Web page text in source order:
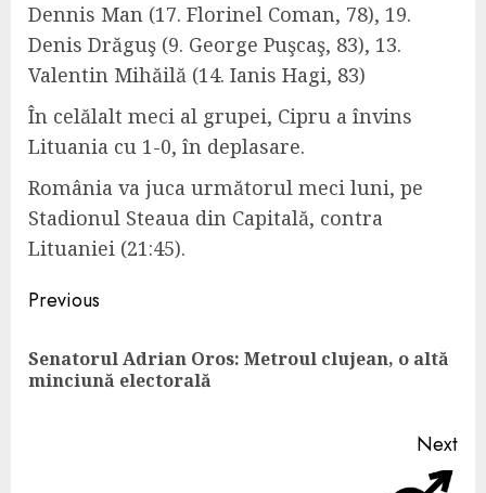
Dennis Man (17. Florinel Coman, 78), 19.
Denis Drăguş (9. George Puşcaş, 83), 13.
Valentin Mihăilă (14. Ianis Hagi, 83)
În celălalt meci al grupei, Cipru a învins
Lituania cu 1-0, în deplasare.
România va juca următorul meci luni, pe
Stadionul Steaua din Capitală, contra
Lituaniei (21:45).
Continue
Reading
Previous
Senatorul Adrian Oros: Metroul clujean, o altă
minciună electorală
Next